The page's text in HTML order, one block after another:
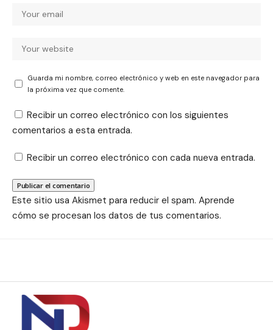
Guarda mi nombre, correo electrónico y web en este navegador para
la próxima vez que comente.
Recibir un correo electrónico con los siguientes
comentarios a esta entrada.
Recibir un correo electrónico con cada nueva entrada.
Este sitio usa Akismet para reducir el spam. Aprende
cómo se procesan los datos de tus comentarios.